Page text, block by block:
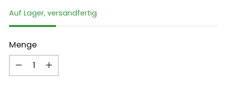
Auf Lager, versandfertig
Menge
Menge